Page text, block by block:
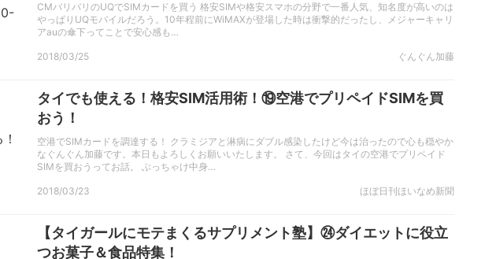
CMバリバリのUQでSIMカードを買う 格安SIMや格安スマホの分野で一番人気、知名度が高いのは
やっぱりUQモバイルだろう。10年程前にWiMAXが登場した時は衝撃的だったし、メジャーキャリ
アauの傘下ってことで安心感も…
2018/03/25 ぐんぐん加藤
タイでも使える！格安SIM活用術！⑲空港でプリペイドSIMを買
おう！
空港でSIMカードを調達する！ クラミジアと淋病にダブル感染したけど今は治ったので心も穏やか
なぐんぐん加藤です。本日もよろしくお願いいたします。 さて、今回はタイの空港でプリペイド
SIMを買おうってお話。 ぶっちゃけ中身…
2018/03/23 ほぼ日刊ほいなめ新聞
【タイガールにモテまくるサプリメント塾】㉔ダイエットに役立
つお菓子＆食品特集！